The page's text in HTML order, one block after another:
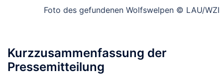
Foto des gefundenen Wolfswelpen © LAU/WZI
Kurzzusammenfassung der
Pressemitteilung